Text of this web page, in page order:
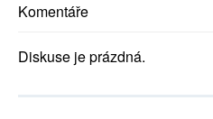
Komentáře
Diskuse je prázdná.